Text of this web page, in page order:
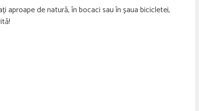
de natură, în bocaci sau în șaua bicicletei,